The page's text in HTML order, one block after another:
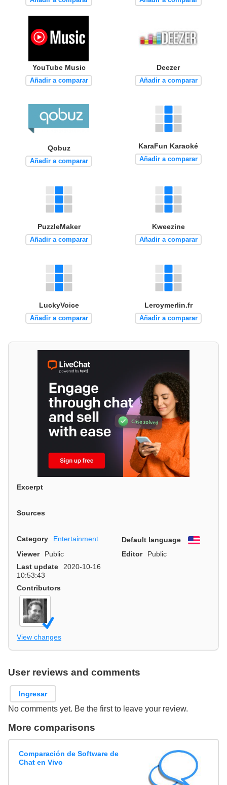
YouTube Music
Añadir a comparar
Deezer
Añadir a comparar
Qobuz
Añadir a comparar
KaraFun Karaoké
Añadir a comparar
PuzzleMaker
Añadir a comparar
Kweezine
Añadir a comparar
LuckyVoice
Añadir a comparar
Leroymerlin.fr
Añadir a comparar
Excerpt
Sources
Category Entertainment Default language
English
Viewer
Public Editor
Public
Last update
2020-10-16
10:53:43
Contributors
View changes
User reviews and comments
Ingresar
No comments yet. Be the first to leave your review.
More comparisons
Comparación de Software de
Chat en Vivo